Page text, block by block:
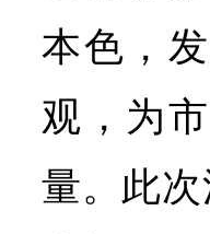
本色，
观，为
量。此